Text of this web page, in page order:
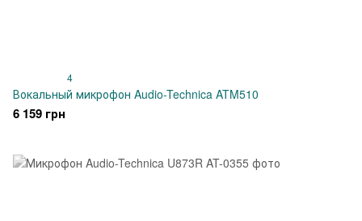
4
Вокальный микрофон Audio-Technica ATM510
6 159 грн